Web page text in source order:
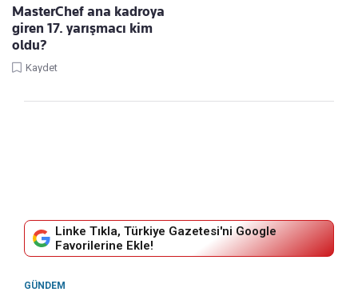
MasterChef ana kadroya
giren 17. yarışmacı kim
oldu?
Kaydet
Linke Tıkla, Türkiye Gazetesi'ni Google
Favorilerine Ekle!
GÜNDEM